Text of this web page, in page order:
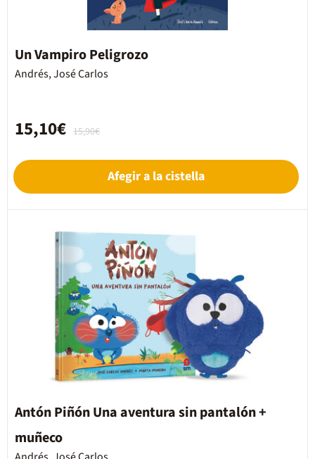
Un Vampiro Peligrozo
Andrés, José Carlos
15,90€
15,10€
Afegir a la cistella
Antón Piñón Una aventura sin pantalón +
muñeco